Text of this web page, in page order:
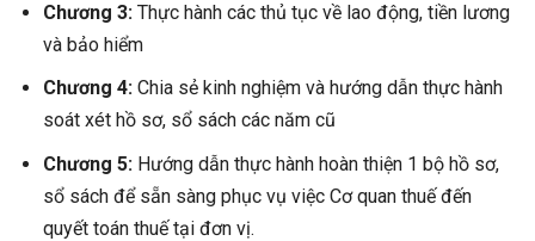
Chương 3:Thực hành các thủ tục về lao động, tiền lương
và bảo hiểm
Chương 4:Chia sẻ kinh nghiệm và hướng dẫn thực hành
soát xét hồ sơ, sổ sách các năm cũ
Chương 5:Hướng dẫn thực hành hoàn thiện 1 bộ hồ sơ,
sổ sách để sẵn sàng phục vụ việc Cơ quan thuế đến
quyết toán thuế tại đơn vị.